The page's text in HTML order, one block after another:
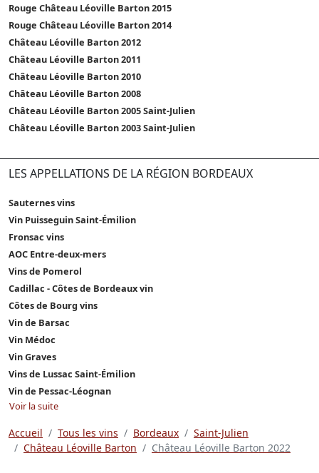
Rouge Château Léoville Barton 2015
Rouge Château Léoville Barton 2014
Château Léoville Barton 2012
Château Léoville Barton 2011
Château Léoville Barton 2010
Château Léoville Barton 2008
Château Léoville Barton 2005 Saint-Julien
Château Léoville Barton 2003 Saint-Julien
LES APPELLATIONS DE LA RÉGION BORDEAUX
Sauternes vins
Vin Puisseguin Saint-Émilion
Fronsac vins
AOC Entre-deux-mers
Vins de Pomerol
Cadillac - Côtes de Bordeaux vin
Côtes de Bourg vins
Vin de Barsac
Vin Médoc
Vin Graves
Vins de Lussac Saint-Émilion
Vin de Pessac-Léognan
Voir la suite
Accueil Tous les vins Bordeaux
Saint-Julien
Château Léoville Barton
Château Léoville Barton 2022